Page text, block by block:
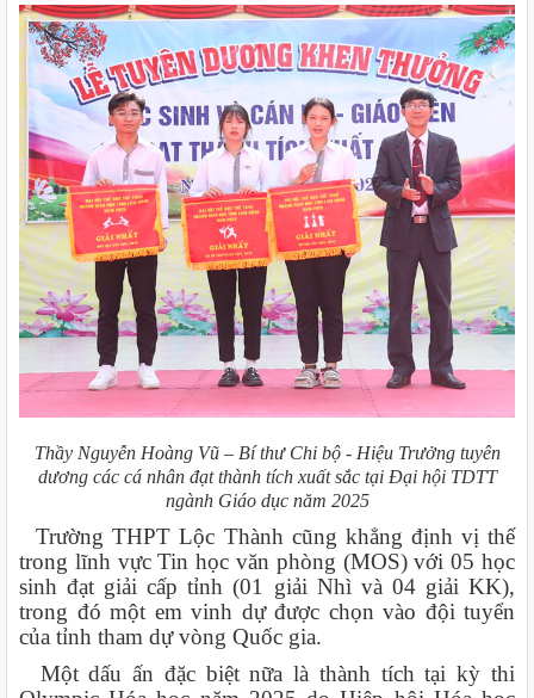
Thầy Nguyễn Hoàng Vũ – Bí thư Chi bộ - Hiệu Trưởng tuyên
dương các cá nhân đạt thành tích xuất sắc tại Đại hội TDTT
ngành Giáo dục năm 2025
Trường THPT Lộc Thành cũng khẳng định vị thế
trong lĩnh vực Tin học văn phòng (MOS) với 05 học
sinh đạt giải cấp tỉnh (01 giải Nhì và 04 giải KK),
trong đó một em vinh dự được chọn vào đội tuyển
của tỉnh tham dự vòng Quốc gia.
Một dấu ấn đặc biệt nữa là thành tích tại kỳ thi